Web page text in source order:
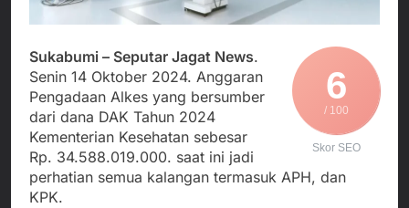
Edaran Disdik Jabar
Nasional TKBM: “Belum
Agustus 3, 2026
Menjalin Harmoni di
Mina Padi, P2L, dan
Gotong Royong
Menggerakkan Ekonomi
Desa
Agustus 3, 2026
Korban Tenggelam di
Perairan Giligenting
Ditemukan, Polisi
Pastikan Penanganan
Berjalan Sesuai
Prosedur
Agustus 3, 2026
Kapolresta Sumenep
Sambut Kedatangan
Korban Evakuasi KM
Agustus 3, 2026
6
/ 100
Skor SEO
Sukabumi – Seputar Jagat News.
Senin 14 Oktober 2024. Anggaran
Pengadaan Alkes yang bersumber
dari dana DAK Tahun 2024
Kementerian Kesehatan sebesar
Rp. 34.588.019.000. saat ini jadi
perhatian semua kalangan termasuk APH, dan
KPK.